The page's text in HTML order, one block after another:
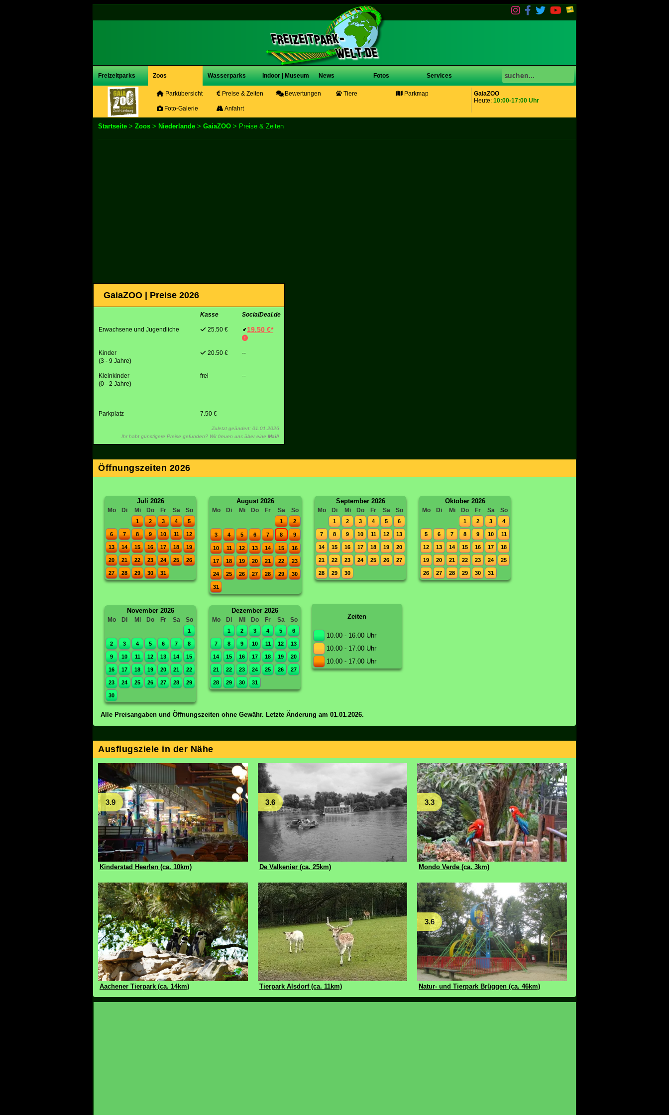
Freizeitparks Zoos Wasserparks Indoor | Museum News Fotos Services
GaiaZOO
Heute: 10:00-17:00 Uhr
Parkübersicht Preise & Zeiten Bewertungen Tiere Parkmap
Foto-Galerie Anfahrt
Startseite > Zoos > Niederlande > GaiaZOO > Preise & Zeiten
GaiaZOO | Preise 2026
Kasse SocialDeal.de
Erwachsene und Jugendliche 25.50 € 19.50 €*
Kinder
(3 - 9 Jahre)
20.50 € --
Kleinkinder
(0 - 2 Jahre)
frei --
Parkplatz 7.50 €
Zuletzt geändert: 01.01.2026
Ihr habt günstigere Preise gefunden? Wir freuen uns über eine Mail!
Öffnungszeiten 2026
Juli 2026
Mo Di Mi Do Fr Sa So
1 2 3 4 5
6 7 8 9 10 11 12
13 14 15 16 17 18 19
20 21 22 23 24 25 26
27 28 29 30 31
August 2026
Mo Di Mi Do Fr Sa So
1 2
3 4 5 6 7 8 9
10 11 12 13 14 15 16
17 18 19 20 21 22 23
24 25 26 27 28 29 30
31
September 2026
Mo Di Mi Do Fr Sa So
1 2 3 4 5 6
7 8 9 10 11 12 13
14 15 16 17 18 19 20
21 22 23 24 25 26 27
28 29 30
Oktober 2026
Mo Di Mi Do Fr Sa So
1 2 3 4
5 6 7 8 9 10 11
12 13 14 15 16 17 18
19 20 21 22 23 24 25
26 27 28 29 30 31
November 2026
Mo Di Mi Do Fr Sa So
1
2 3 4 5 6 7 8
9 10 11 12 13 14 15
16 17 18 19 20 21 22
23 24 25 26 27 28 29
30
Dezember 2026
Mo Di Mi Do Fr Sa So
1 2 3 4 5 6
7 8 9 10 11 12 13
14 15 16 17 18 19 20
21 22 23 24 25 26 27
28 29 30 31
Zeiten
10.00 - 16.00 Uhr
10.00 - 17.00 Uhr
10.00 - 17.00 Uhr
Alle Preisangaben und Öffnungszeiten ohne Gewähr. Letzte Änderung am 01.01.2026.
Ausflugsziele in der Nähe
3.9
Kinderstad Heerlen (ca. 10km)
3.6
De Valkenier (ca. 25km)
3.3
Mondo Verde (ca. 3km)
Aachener Tierpark (ca. 14km) Tierpark Alsdorf (ca. 11km)
3.6
Natur- und Tierpark Brüggen (ca. 46km)